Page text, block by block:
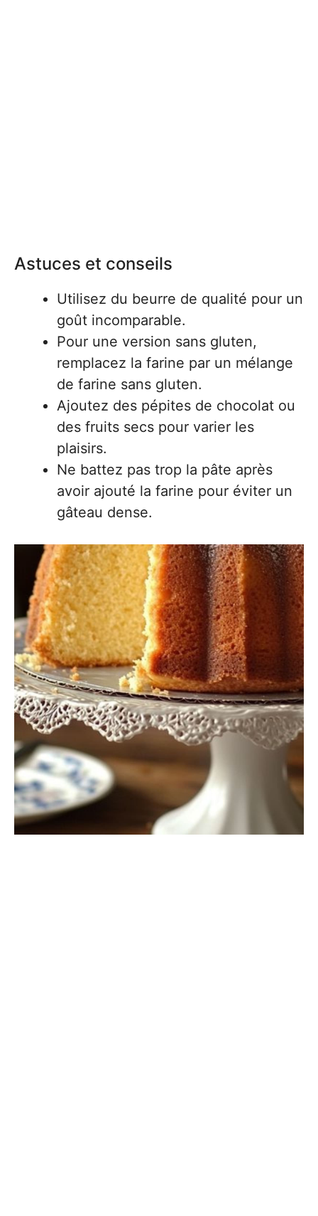
Astuces et conseils
Utilisez du beurre de qualité pour un
goût incomparable.
Pour une version sans gluten,
remplacez la farine par un mélange
de farine sans gluten.
Ajoutez des pépites de chocolat ou
des fruits secs pour varier les
plaisirs.
Ne battez pas trop la pâte après
avoir ajouté la farine pour éviter un
gâteau dense.